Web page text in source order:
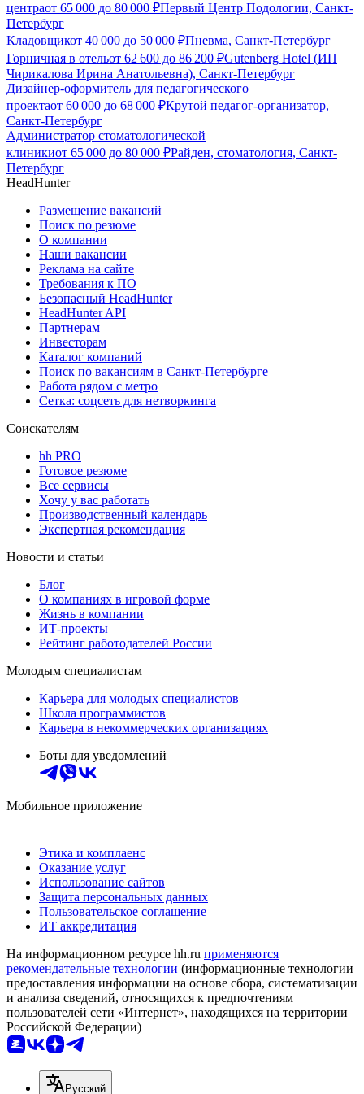
центраот 65 000 до 80 000 ₽Первый Центр Подологии, Санкт-
Петербург
Кладовщикот 40 000 до 50 000 ₽Пневма, Санкт-Петербург
Горничная в отельот 62 600 до 86 200 ₽Gutenberg Hotel (ИП
Чирикалова Ирина Анатольевна), Санкт-Петербург
Дизайнер-оформитель для педагогического
проектаот 60 000 до 68 000 ₽Крутой педагог-организатор,
Санкт-Петербург
Администратор стоматологической
клиникиот 65 000 до 80 000 ₽Райден, стоматология, Санкт-
Петербург
HeadHunter
Размещение вакансий
Поиск по резюме
О компании
Наши вакансии
Реклама на сайте
Требования к ПО
Безопасный HeadHunter
HeadHunter API
Партнерам
Инвесторам
Каталог компаний
Поиск по вакансиям в Санкт-Петербурге
Работа рядом с метро
Сетка: соцсеть для нетворкинга
Соискателям
hh PRO
Готовое резюме
Все сервисы
Хочу у вас работать
Производственный календарь
Экспертная рекомендация
Новости и статьи
Блог
О компаниях в игровой форме
Жизнь в компании
ИТ-проекты
Рейтинг работодателей России
Молодым специалистам
Карьера для молодых специалистов
Школа программистов
Карьера в некоммерческих организациях
Боты для уведомлений
Мобильное приложение
Этика и комплаенс
Оказание услуг
Использование сайтов
Защита персональных данных
Пользовательское соглашение
ИТ аккредитация
На информационном ресурсе hh.ru применяются
рекомендательные технологии (информационные технологии
предоставления информации на основе сбора, систематизации
и анализа сведений, относящихся к предпочтениям
пользователей сети «Интернет», находящихся на территории
Российской Федерации)
Русский